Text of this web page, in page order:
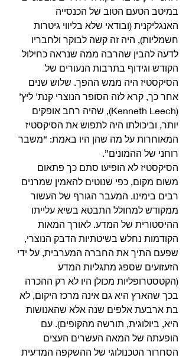
במיטב הטעם הטוב של הכנסייה
האנגליקנית (ובודאי שלא בליווי גיטרות
חשמליות), היה זה קשה לבוקר ולחבריו
לדעה להבין שהרבה ממה שנראה כחילול
הקודש וגידוף בתרבות הנעורים של
הסיקסטיז היה ממש ההפך. שלוש שנים
אחר כך, קרא לזה הסופר הנוצרי קנת’ ליץ’
(Kenneth Leech), שהיה רחב אופקים
יותר, וביכולתו היה לתפוש את הסיקסטיז
המאוחרות על מה שהן היו באמת: “משבר
רוחני של ההמונים”.
הסיקסטיז לא הופיעו סתם כך פתאום
משום מקום, כפי שנוטים להאמין שמרנים
רבים בימינו. המעבר הגורף של העשור
ממקודש למחולל התבטא בשיא עלייתו
ההיסטורית של המדע. לאורך המאות
הקודמות נחלש בשיטתיות הדבק הנוצרי,
שפעם התיך את החברה המערבית, על ידי
הזעזועים שספג מתגליות המדע
(הקטסטרופליות מכולן היו לא רק ההכרה
בכך שהארץ היא גם אינה מרכז היקום, לא
בת ארבעת אלפים שנה אלא שהאנושות
היא, ביולוגית, תורשה מהקופים). עם
הופעתה של המאה העשרים העצים
הסחרור הטכנולוגי של ההשקפה המדעית